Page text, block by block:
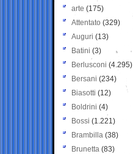
arte (175)
Attentato (329)
Auguri (13)
Batini (3)
Berlusconi (4.295)
Bersani (234)
Biasotti (12)
Boldrini (4)
Bossi (1.221)
Brambilla (38)
Brunetta (83)